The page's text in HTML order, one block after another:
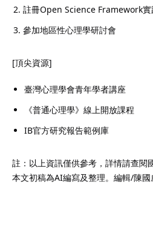
註冊Open Science Framework實
參加地區性心理學研討會
[頂尖資源]
臺灣心理學會青年學者講座
《普通心理學》線上開放課程
IB官方研究報告範例庫
註：以上資訊僅供參考，詳情請查
本文初稿為AI編寫及整理。編輯/陳